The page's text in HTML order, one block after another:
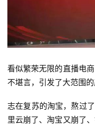
看似繁荣无限的直播电
不堪言，引发了大范围的
志在复苏的淘宝，熬过
里云崩了、淘宝又崩了